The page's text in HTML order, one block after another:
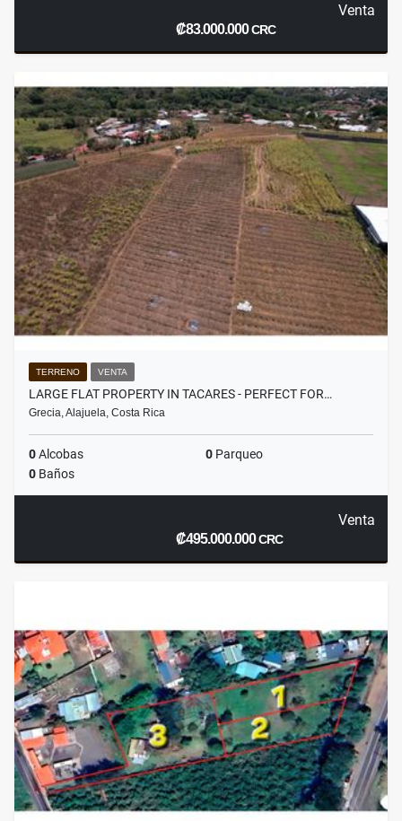
Venta
₡83.000.000CRC
TERRENO VENTA
LARGE FLAT PROPERTY IN TACARES - PERFECT FOR…
Grecia, Alajuela, Costa Rica
0Alcobas 0 Parqueo
0 Baños
Venta
₡495.000.000CRC